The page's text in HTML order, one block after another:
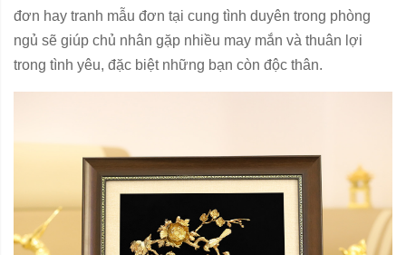
đơn hay tranh mẫu đơn tại cung tình duyên trong phòng
ngủ sẽ giúp chủ nhân gặp nhiều may mắn và thuân lợi
trong tình yêu, đặc biệt những bạn còn độc thân.